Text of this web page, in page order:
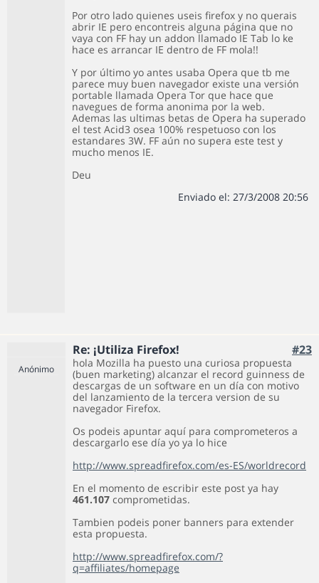
Por otro lado quienes useis firefox y no querais
abrir IE pero encontreis alguna página que no
vaya con FF hay un addon llamado IE Tab lo ke
hace es arrancar IE dentro de FF mola!!
Y por último yo antes usaba Opera que tb me
parece muy buen navegador existe una versión
portable llamada Opera Tor que hace que
navegues de forma anonima por la web.
Ademas las ultimas betas de Opera ha superado
el test Acid3 osea 100% respetuoso con los
estandares 3W. FF aún no supera este test y
mucho menos IE.
Deu
Enviado el: 27/3/2008 20:56
Re: ¡Utiliza Firefox! #23
Anónimo
hola Mozilla ha puesto una curiosa propuesta
(buen marketing) alcanzar el record guinness de
descargas de un software en un día con motivo
del lanzamiento de la tercera version de su
navegador Firefox.
Os podeis apuntar aquí para comprometeros a
descargarlo ese día yo ya lo hice
http://www.spreadfirefox.com/es-ES/worldrecord
En el momento de escribir este post ya hay
461.107 comprometidas.
Tambien podeis poner banners para extender
esta propuesta.
http://www.spreadfirefox.com/?
q=affiliates/homepage